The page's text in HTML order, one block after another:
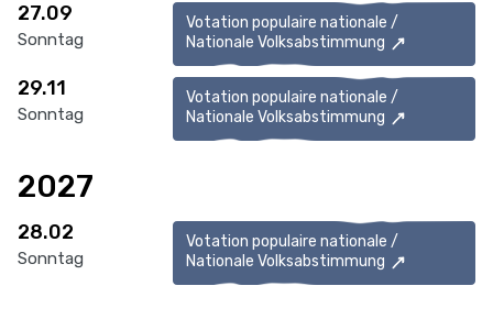
27.09
Sonntag
Votation populaire nationale /
Nationale Volksabstimmung
29.11
Sonntag
Votation populaire nationale /
Nationale Volksabstimmung
2027
28.02
Sonntag
Votation populaire nationale /
Nationale Volksabstimmung